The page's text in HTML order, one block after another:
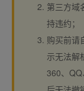
第三方域
持违约；
购买前请
示无法解
360、